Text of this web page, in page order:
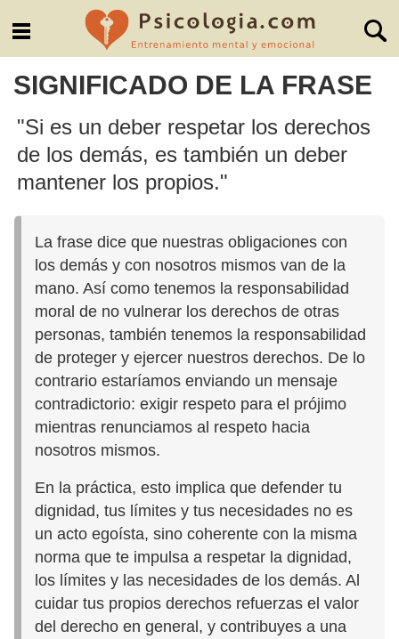
SIGNIFICADO DE LA FRASE
"Si es un deber respetar los derechos
de los demás, es también un deber
mantener los propios."
La frase dice que nuestras obligaciones con
los demás y con nosotros mismos van de la
mano. Así como tenemos la responsabilidad
moral de no vulnerar los derechos de otras
personas, también tenemos la responsabilidad
de proteger y ejercer nuestros derechos. De lo
contrario estaríamos enviando un mensaje
contradictorio: exigir respeto para el prójimo
mientras renunciamos al respeto hacia
nosotros mismos.
En la práctica, esto implica que defender tu
dignidad, tus límites y tus necesidades no es
un acto egoísta, sino coherente con la misma
norma que te impulsa a respetar la dignidad,
los límites y las necesidades de los demás. Al
cuidar tus propios derechos refuerzas el valor
del derecho en general, y contribuyes a una